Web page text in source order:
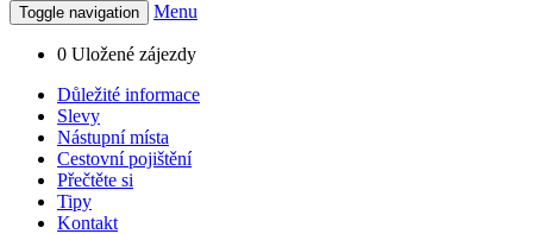
Toggle navigation Menu
0 Uložené zájezdy
Důležité informace
Slevy
Nástupní místa
Cestovní pojištění
Přečtěte si
Tipy
Kontakt